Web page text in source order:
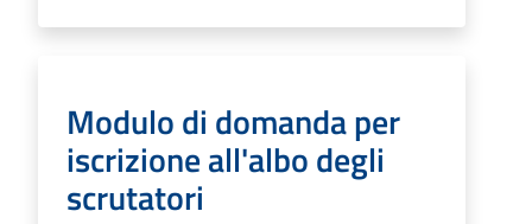
Modulo di domanda per
iscrizione all'albo degli
scrutatori